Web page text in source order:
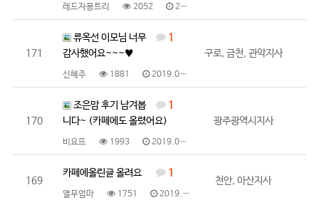
레드자몽트리 2052 2019.05.20
171
1
류옥선 이모님 너무
감사했어요~~~♥
신혜주 1881 2019.05.16
구로, 금천, 관악지사
170
1
조은맘 후기 남겨봅
니다~ (카페에도 올렸어요)
비요뜨 1993 2019.05.16
광주광역시지사
169
1
카페에올린글 올려요
열무엄마 1751 2019.05.15
천안, 아산지사